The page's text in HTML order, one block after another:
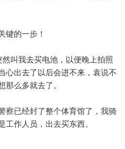
键的一步！
叫我去买电池，以便晚上拍照
心出去了以后会进不来，袁说不
那么多就去了。
察已经封了整个体育馆了，我骑
工作人员，出去买东西。